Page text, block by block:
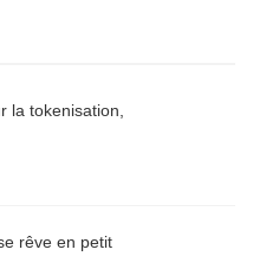
la tokenisation,
rêve en petit